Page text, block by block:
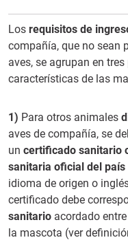
Los requisitos de
compañía, que no sean
aves, se agrupan en
características de las
1) Para otros animales
aves de compañía, se
un certificado sanitario
sanitaria oficial del país
idioma de origen o
certificado debe
sanitario acordado
la mascota (ver